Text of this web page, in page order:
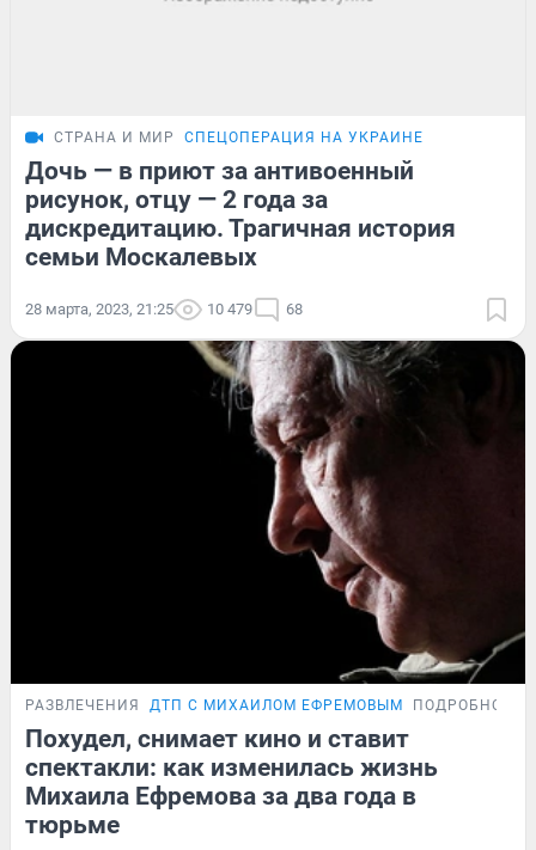
СТРАНА И МИР СПЕЦОПЕРАЦИЯ НА УКРАИНЕ
Дочь — в приют за антивоенный
рисунок, отцу — 2 года за
дискредитацию. Трагичная история
семьи Москалевых
28 марта, 2023, 21:25 10 479 68
РАЗВЛЕЧЕНИЯ ДТП С МИХАИЛОМ ЕФРЕМОВЫМ ПОДРОБНОСТИ
Похудел, снимает кино и ставит
спектакли: как изменилась жизнь
Михаила Ефремова за два года в
тюрьме